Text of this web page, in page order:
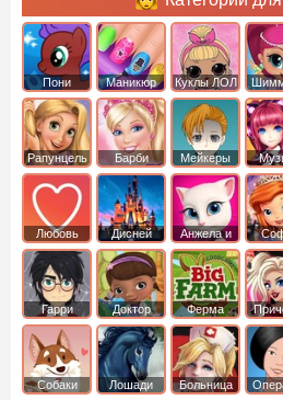
Пони
креатор
Маникюр Куклы ЛОЛ
Рапунцель Барби Мейкеры
Любовь Дисней
Анжела и
том
Гарри
Поттер
Доктор
Плюшева
Ферма
Собаки Лошади Больница